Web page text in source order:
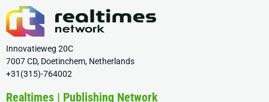
Innovatieweg 20C
7007 CD, Doetinchem, Netherlands
+31(315)-764002
Realtimes | Publishing Network